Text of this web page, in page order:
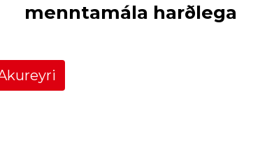
menntamála harðlega